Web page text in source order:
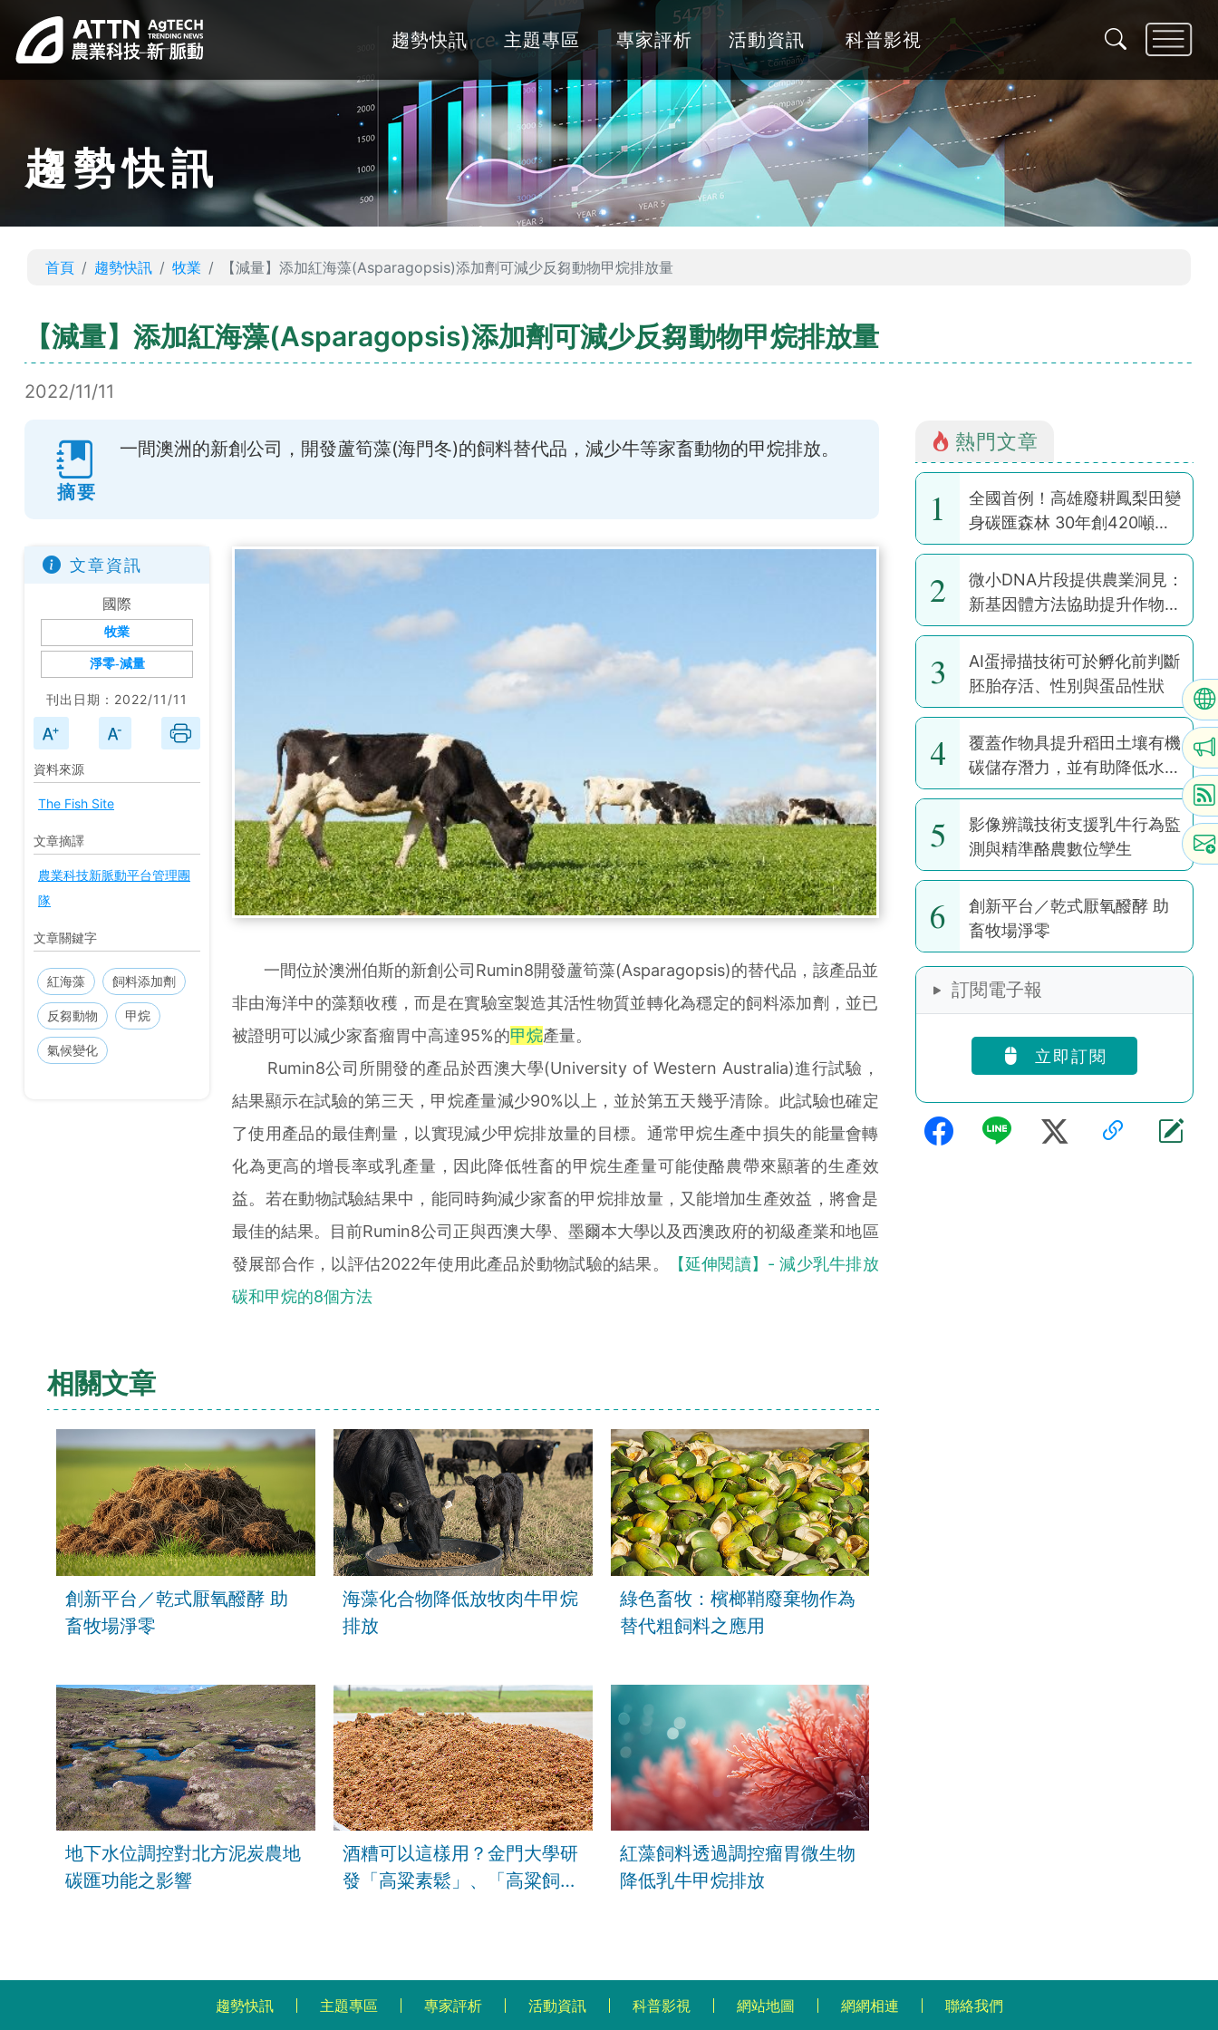
趨勢快訊 主題專區 專家評析 活動資訊 科普影視
趨勢快訊
首頁 趨勢快訊 牧業 【減量】添加紅海藻(Asparagopsis)添加劑可減少反芻動物甲烷排放量
【減量】添加紅海藻(Asparagopsis)添加劑可減少反芻動物甲烷排放量
2022/11/11
摘要
一間澳洲的新創公司，開發蘆筍藻(海門冬)的飼料替代品，減少牛等家畜動物的甲烷排放。
文章資訊
國際
牧業
淨零-減量
刊出日期：2022/11/11
資料來源
The Fish Site
文章摘譯
農業科技新脈動平台管理團
隊
文章關鍵字
紅海藻 飼料添加劑
反芻動物 甲烷
氣候變化
一間位於澳洲伯斯的新創公司Rumin8開發蘆筍藻(Asparagopsis)的替代品，該產品並
非由海洋中的藻類收穫，而是在實驗室製造其活性物質並轉化為穩定的飼料添加劑，並已
被證明可以減少家畜瘤胃中高達95%的甲烷產量。
Rumin8公司所開發的產品於西澳大學(University of Western Australia)進行試驗，
結果顯示在試驗的第三天，甲烷產量減少90%以上，並於第五天幾乎清除。此試驗也確定
了使用產品的最佳劑量，以實現減少甲烷排放量的目標。通常甲烷生產中損失的能量會轉
化為更高的增長率或乳產量，因此降低牲畜的甲烷生產量可能使酪農帶來顯著的生產效
益。若在動物試驗結果中，能同時夠減少家畜的甲烷排放量，又能增加生產效益，將會是
最佳的結果。目前Rumin8公司正與西澳大學、墨爾本大學以及西澳政府的初級產業和地區
發展部合作，以評估2022年使用此產品於動物試驗的結果。
【延伸閱讀】- 減少乳牛排放
碳和甲烷的8個方法
相關文章
創新平台／乾式厭氧醱酵 助
畜牧場淨零
海藻化合物降低放牧肉牛甲烷
排放
綠色畜牧：檳榔鞘廢棄物作為
替代粗飼料之應用
地下水位調控對北方泥炭農地
碳匯功能之影響
酒糟可以這樣用？金門大學研
發「高粱素鬆」、「高粱飼
紅藻飼料透過調控瘤胃微生物
降低乳牛甲烷排放
熱門文章
1
全國首例！高雄廢耕鳳梨田變
身碳匯森林 30年創420噸碳
權
2
微小DNA片段提供農業洞見：
新基因體方法協助提升作物韌
性
3
AI蛋掃描技術可於孵化前判斷
胚胎存活、性別與蛋品性狀
4
覆蓋作物具提升稻田土壤有機
碳儲存潛力，並有助降低水稻
耕作全球暖化潛勢
5
影像辨識技術支援乳牛行為監
測與精準酪農數位孿生
6
創新平台／乾式厭氧醱酵 助
畜牧場淨零
訂閱電子報
立即訂閱
趨勢快訊 主題專區 專家評析 活動資訊 科普影視 網站地圖 網網相連 聯絡我們